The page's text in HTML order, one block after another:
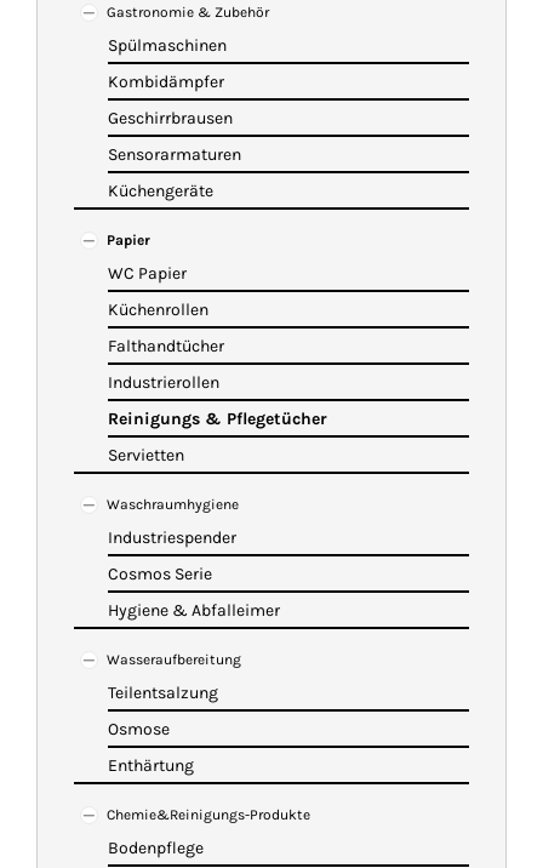
KATALOG
WARENKORB
Gastronomie & Zubehör
Spülmaschinen
Kombidämpfer
Geschirrbrausen
Sensorarmaturen
Küchengeräte
Papier
WC Papier
Küchenrollen
Falthandtücher
Industrierollen
Reinigungs & Pflegetücher
Servietten
Waschraumhygiene
Industriespender
Cosmos Serie
Hygiene & Abfalleimer
Wasseraufbereitung
Teilentsalzung
Osmose
Enthärtung
Chemie&Reinigungs-Produkte
Bodenpflege